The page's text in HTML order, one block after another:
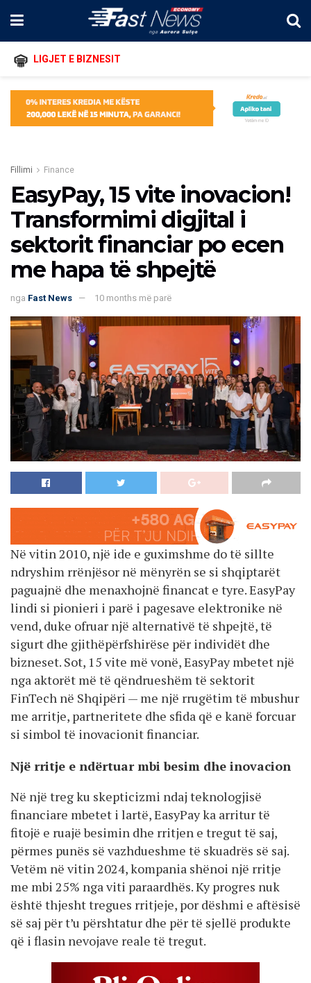
LIGJET E BIZNESIT
Fillimi Finance
EasyPay, 15 vite inovacion!
Transformimi digjital i
sektorit financiar po ecen
me hapa të shpejtë
nga Fast News 10 months më parë
Në vitin 2010, një ide e guximshme do të sillte
ndryshim rrënjësor në mënyrën se si shqiptarët
paguajnë dhe menaxhojnë financat e tyre. EasyPay
lindi si pionieri i parë i pagesave elektronike në
vend, duke ofruar një alternativë të shpejtë, të
sigurt dhe gjithëpërfshirëse për individët dhe
bizneset. Sot, 15 vite më vonë, EasyPay mbetet një
nga aktorët më të qëndrueshëm të sektorit
FinTech në Shqipëri — me një rrugëtim të mbushur
me arritje, partneritete dhe sfida që e kanë forcuar
si simbol të inovacionit financiar.
Një rritje e ndërtuar mbi besim dhe inovacion
Në një treg ku skepticizmi ndaj teknologjisë
financiare mbetet i lartë, EasyPay ka arritur të
fitojë e ruajë besimin dhe rritjen e tregut të saj,
përmes punës së vazhdueshme të skuadrës së saj.
Vetëm në vitin 2024, kompania shënoi një rritje
me mbi 25% nga viti paraardhës. Ky progres nuk
është thjesht tregues rritjeje, por dëshmi e aftësisë
së saj për t’u përshtatur dhe për të sjellë produkte
që i flasin nevojave reale të tregut.